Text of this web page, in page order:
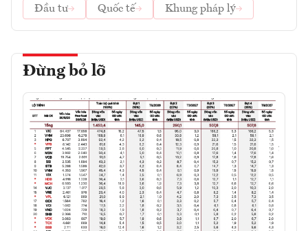
Đầu tư
Quốc tế Khung pháp lý
Đừng bỏ lỡ